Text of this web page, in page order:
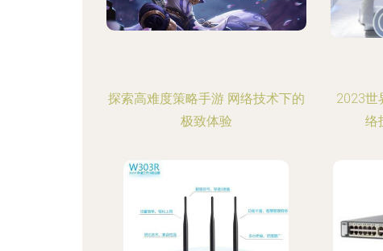
探索高难度策略手游 网络技术下的
极致体验
2023世
络